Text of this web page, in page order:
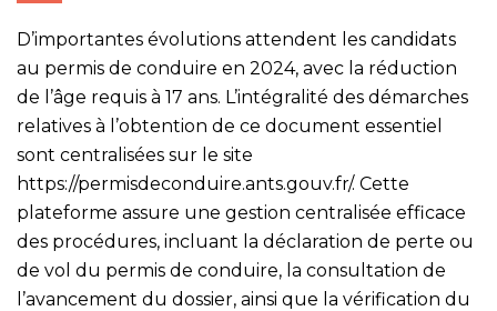
D’importantes évolutions attendent les candidats
au permis de conduire en 2024, avec la réduction
de l’âge requis à 17 ans. L’intégralité des démarches
relatives à l’obtention de ce document essentiel
sont centralisées sur le site
https://permisdeconduire.ants.gouv.fr/. Cette
plateforme assure une gestion centralisée efficace
des procédures, incluant la déclaration de perte ou
de vol du permis de conduire, la consultation de
l’avancement du dossier, ainsi que la vérification du